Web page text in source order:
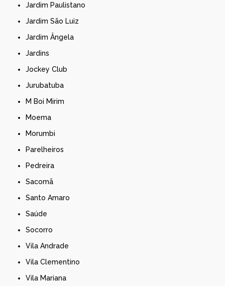
Jardim Paulistano
Jardim São Luiz
Jardim Ângela
Jardins
Jockey Club
Jurubatuba
M Boi Mirim
Moema
Morumbi
Parelheiros
Pedreira
Sacomã
Santo Amaro
Saúde
Socorro
Vila Andrade
Vila Clementino
Vila Mariana